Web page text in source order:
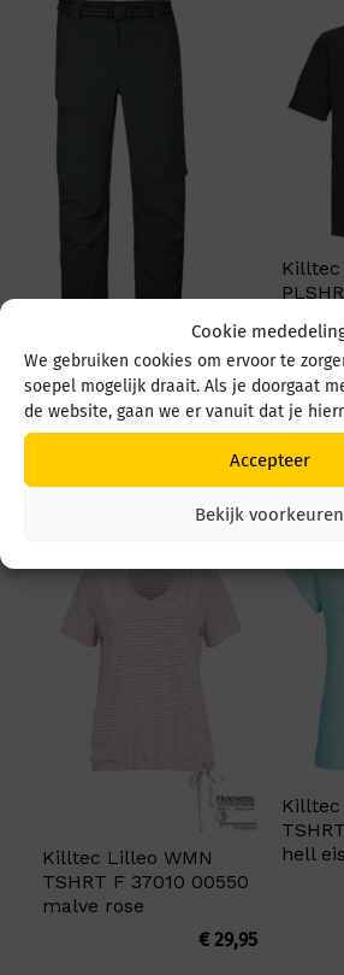
Cookie
We gebruiken cookies om ervoor te
soepel mogelijk draait. Als je doorgaat
de website, gaan we er vanuit dat je
Accepteer
Bekijk voorkeuren
Killtec Kos 13 MN
pants 42828 00970
Donkergroen
89,95
Killtec
Killtec Lilleo WMN
TSHRT F 37010 00550
malve rose
€29,95
Killtec
hell